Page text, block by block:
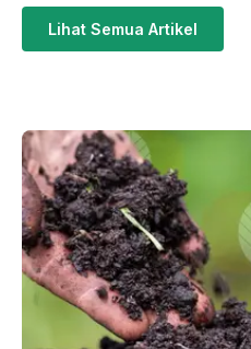
Lihat Semua Artikel